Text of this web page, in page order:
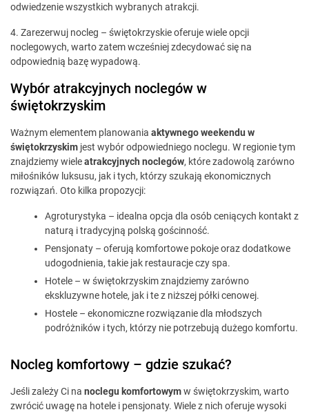
odwiedzenie wszystkich wybranych atrakcji.
4. Zarezerwuj nocleg – świętokrzyskie oferuje wiele opcji
noclegowych, warto zatem wcześniej zdecydować się na
odpowiednią bazę wypadową.
Wybór atrakcyjnych noclegów w
świętokrzyskim
Ważnym elementem planowania aktywnego weekendu w
świętokrzyskim jest wybór odpowiedniego noclegu. W regionie tym
znajdziemy wieleatrakcyjnych noclegów, które zadowolą zarówno
miłośników luksusu, jak i tych, którzy szukają ekonomicznych
rozwiązań. Oto kilka propozycji:
Agroturystyka – idealna opcja dla osób ceniących kontakt z
naturą i tradycyjną polską gościnność.
Pensjonaty – oferują komfortowe pokoje oraz dodatkowe
udogodnienia, takie jak restauracje czy spa.
Hotele – w świętokrzyskim znajdziemy zarówno
ekskluzywne hotele, jak i te z niższej półki cenowej.
Hostele – ekonomiczne rozwiązanie dla młodszych
podróżników i tych, którzy nie potrzebują dużego komfortu.
Nocleg komfortowy – gdzie szukać?
Jeśli zależy Ci na noclegu komfortowymw świętokrzyskim, warto
zwrócić uwagę na hotele i pensjonaty. Wiele z nich oferuje wysoki